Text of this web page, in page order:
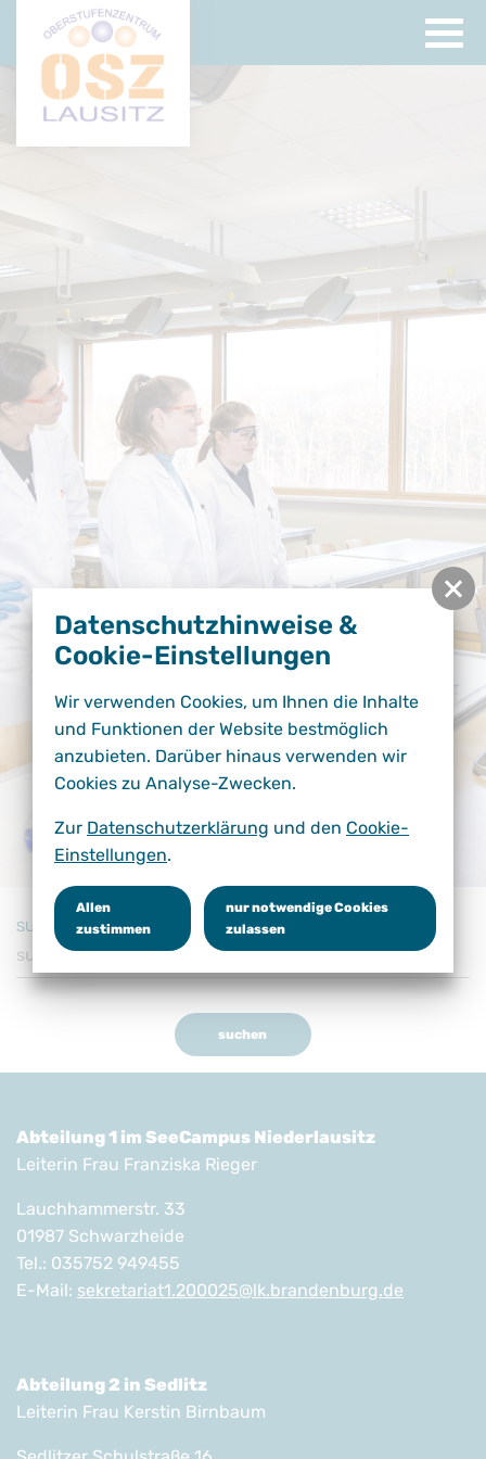
SUCHEN
suchen
Abteilung 1 im SeeCampus Niederlausitz
Leiterin Frau Franziska Rieger
Lauchhammerstr. 33
01987 Schwarzheide
Tel.: 035752 949455
E-Mail: sekretariat1.200025@lk.brandenburg.de
Abteilung 2 in Sedlitz
Leiterin Frau Kerstin Birnbaum
Datenschutzhinweise &
Cookie-Einstellungen
Wir verwenden Cookies, um Ihnen die Inhalte
und Funktionen der Website bestmöglich
anzubieten. Darüber hinaus verwenden wir
Cookies zu Analyse-Zwecken.
Zur Datenschutzerklärung und den Cookie-
Einstellungen.
Allen
zustimmen
nur notwendige Cookies
zulassen